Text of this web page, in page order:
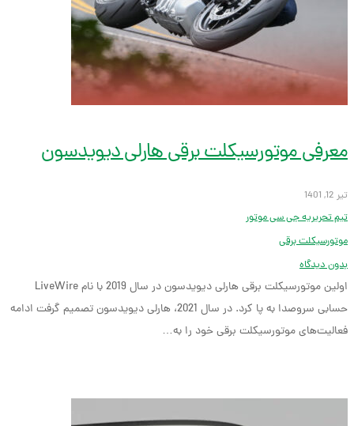
معرفی موتورسیکلت برقی هارلی دیویدسون
تیر 12, 1401
تیم تحریریه جی سی موتور
موتورسیکلت برقی
بدون دیدگاه
اولین موتورسیکلت برقی هارلی دیویدسون در سال 2019 با نام LiveWire
حسابی سروصدا به پا کرد. در سال 2021، هارلی دیویدسون تصمیم گرفت ادامه
فعالیت‌های موتورسیکلت برقی خود را به…